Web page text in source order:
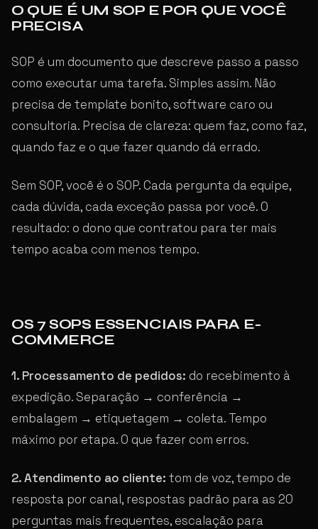
O QUE É UM SOP E POR QUE VOCÊ
PRECISA
SOP é um documento que descreve passo a passo
como executar uma tarefa. Simples assim. Não
precisa de template bonito, software caro ou
consultoria. Precisa de clareza: quem faz, como faz,
quando faz e o que fazer quando dá errado.
Sem SOP, você é o SOP. Cada pergunta da equipe,
cada dúvida, cada exceção passa por você. O
resultado: o dono que contratou para ter mais
tempo acaba com menos tempo.
OS 7 SOPS ESSENCIAIS PARA E-
COMMERCE
1. Processamento de pedidos: do recebimento à
expedição. Separação → conferência →
embalagem → etiquetagem → coleta. Tempo
máximo por etapa. O que fazer com erros.
2. Atendimento ao cliente: tom de voz, tempo de
resposta por canal, respostas padrão para as 20
perguntas mais frequentes, escalação para